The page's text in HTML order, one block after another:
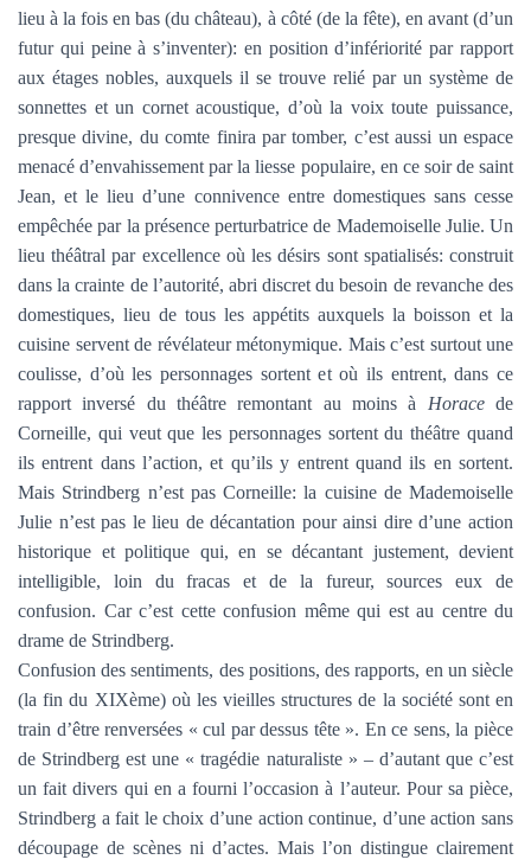
lieu à la fois en bas (du château), à côté (de la fête), en avant (d’un
futur qui peine à s’inventer): en position d’infériorité par rapport
aux étages nobles, auxquels il se trouve relié par un système de
sonnettes et un cornet acoustique, d’où la voix toute puissance,
presque divine, du comte finira par tomber, c’est aussi un espace
menacé d’envahissement par la liesse populaire, en ce soir de saint
Jean, et le lieu d’une connivence entre domestiques sans cesse
empêchée par la présence perturbatrice de Mademoiselle Julie. Un
lieu théâtral par excellence où les désirs sont spatialisés: construit
dans la crainte de l’autorité, abri discret du besoin de revanche des
domestiques, lieu de tous les appétits auxquels la boisson et la
cuisine servent de révélateur métonymique. Mais c’est surtout une
coulisse, d’où les personnages sortent et où ils entrent, dans ce
rapport inversé du théâtre remontant au moins à Horacede
Corneille, qui veut que les personnages sortent du théâtre quand
ils entrent dans l’action, et qu’ils y entrent quand ils en sortent.
Mais Strindberg n’est pas Corneille: la cuisine de Mademoiselle
Julie n’est pas le lieu de décantation pour ainsi dire d’une action
historique et politique qui, en se décantant justement, devient
intelligible, loin du fracas et de la fureur, sources eux de
confusion. Car c’est cette confusion même qui est au centre du
drame de Strindberg.
Confusion des sentiments, des positions, des rapports, en un siècle
(la fin du XIXème) où les vieilles structures de la société sont en
train d’être renversées « cul par dessus tête ». En ce sens, la pièce
de Strindberg est une « tragédie naturaliste » – d’autant que c’est
un fait divers qui en a fourni l’occasion à l’auteur. Pour sa pièce,
Strindberg a fait le choix d’une action continue, d’une action sans
découpage de scènes ni d’actes. Mais l’on distingue clairement